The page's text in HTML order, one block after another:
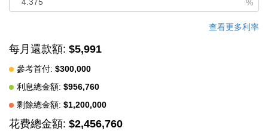
%
查看更多利率
每月還款額: $5,991
參考首付: $300,000
利息總金額: $956,760
剩餘總金額: $1,200,000
花费總金額: $2,456,760